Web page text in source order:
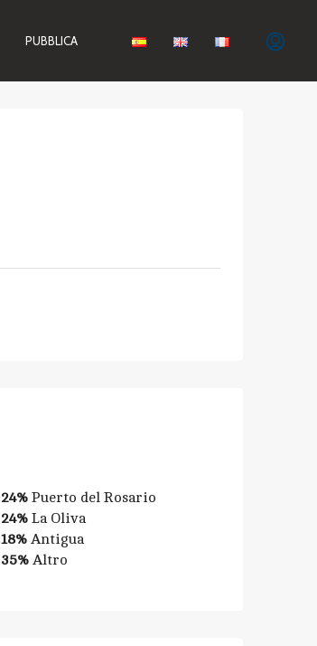
PUBBLICA
24% Puerto del Rosario
24% La Oliva
18% Antigua
35% Altro